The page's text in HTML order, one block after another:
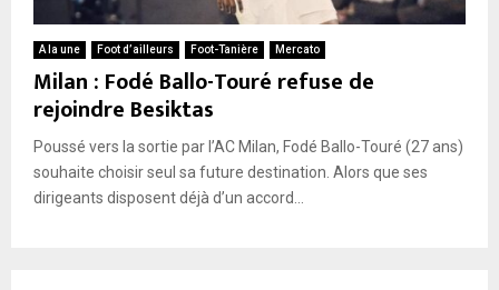
A la une Foot d’ailleurs Foot-Tanière Mercato
Milan : Fodé Ballo-Touré refuse de
rejoindre Besiktas
Poussé vers la sortie par l’AC Milan, Fodé Ballo-Touré (27 ans)
souhaite choisir seul sa future destination. Alors que ses
dirigeants disposent déjà d’un accord...